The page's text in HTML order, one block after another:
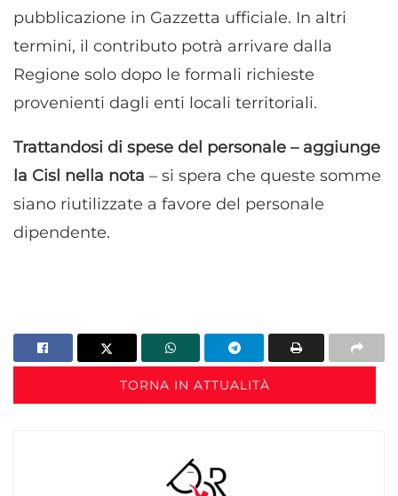
pubblicazione in Gazzetta ufficiale. In altri
termini, il contributo potrà arrivare dalla
Regione solo dopo le formali richieste
provenienti dagli enti locali territoriali.
Trattandosi di spese del personale – aggiunge
la Cisl nella nota – si spera che queste somme
siano riutilizzate a favore del personale
dipendente.
TORNA IN ATTUALITÀ